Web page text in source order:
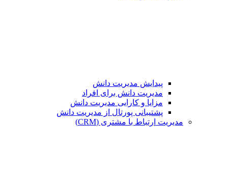
پیدایش مدیریت دانش
مدیریت دانش برای افراد
مزایا و کارایی مدیریت دانش
پشتیبانی پورتال از مدیریت دانش
مدیریت ارتباط با مشتری (CRM)